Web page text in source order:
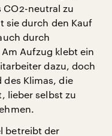
CO2-neutral zu
sie durch den Kauf
durch
Aufzug klebt ein
dazu, doch
Klimas, die
lieber selbst zu
betreibt der